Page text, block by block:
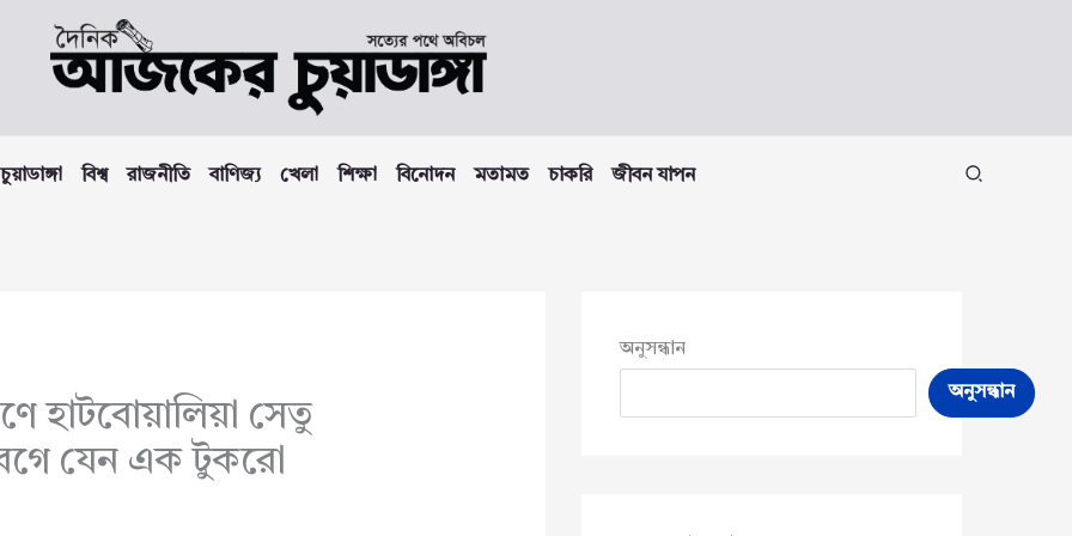
চুয়াডাঙ্গা বিশ্ব রাজনীতি বাণিজ্য খেলা শিক্ষা বিনোদন মতামত চাকরি জীবন যাপন
হাটবোয়ালিয়া সেতু
যেন এক টুকরো
অনুসন্ধান
অনুসন্ধান